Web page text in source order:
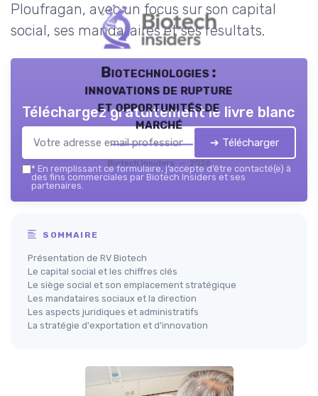
Ploufragan, avec un focus sur son capital
social, ses mandataires et ses résultats.
Biotechnologies :
innovations de rupture
et opportunités de
marché
Biotech Insiders — 2026
Téléchargez gratuitement le livre blanc
➔ Télécharger
* En remplissant ce formulaire, j’accepte d’être contacté(e) à
des fins commerciales par Biotech Insiders et ses
partenaires.
SOMMAIRE
Présentation de RV Biotech
Le capital social et les chiffres clés
Le siège social et son emplacement stratégique
Les mandataires sociaux et la direction
Les aspects juridiques et administratifs
La stratégie d'exportation et d'innovation